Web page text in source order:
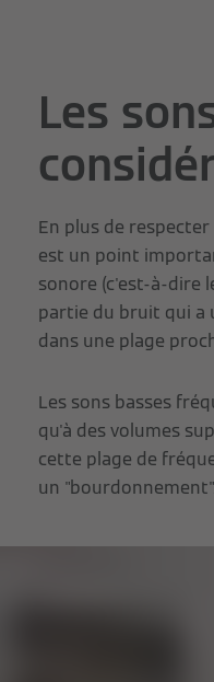
Les
En plus de
est un point
sonore (c'est-à-dire
partie du bruit qui a
dans une plage
Les sons basses
qu'à des volumes
cette plage de
un